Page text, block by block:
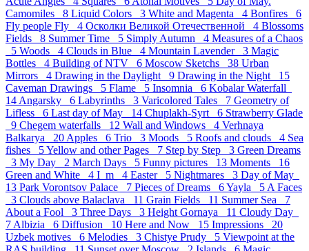
Camomiles 8 Liquid Colors 3 White and Magenta 4 Bonfires 6
Fly people Fly 4 Осколки Великой Отечественной 4 Blossoms
Fields 8 Summer Time 5 Simply Autumn 4 Measures of a Chaos
5 Woods 4 Clouds in Blue 4 Mountain Lavender 3 Magic
Bottles 4 Building of NTV 6 Moscow Sketchs 38 Urban
Mirrors 4 Drawing in the Daylight 9 Drawing in the Night 15
Caveman Drawings 5 Flame 5 Insomnia 6 Kobalar Waterfall
14 Angarsky 6 Labyrinths 3 Varicolored Tales 7 Geometry of
Lifless 6 Last day of May 14 Chuplakh-Syrt 6 Strawberry Glade
9 Chegem waterfalls 12 Wall and Windows 4 Verhnaya
Balkarya 20 Apples 6 Trio 3 Moods 5 Roofs and clouds 4 Sea
fishes 5Yellow and other Pages 7 Step by Step 3 Green Dreams
3 My Day 2 March Days 5 Funny pictures 13 Moments 16
Green and White 4 I_m 4 Easter 5 Nightmares 3 Day of May
13 Park Vorontsov Palace 7 Pieces of Dreams 6Yayla 5 A Faces
3 Clouds above Balaclava 11 Grain Fields 11 Summer Sea 7
About a Fool 3 Three Days 3 Height Gornaya 11 Cloudy Day
7 Albizia 6 Diffusion 10 Here and Now 15 Impressions 20
Uzbek motives 6 Melodies 3 Chistye Prudy 5 Viewpoint at the